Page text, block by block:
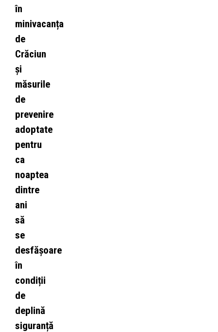
în
minivacanța
de
Crăciun
și
măsurile
de
prevenire
adoptate
pentru
ca
noaptea
dintre
ani
să
se
desfășoare
în
condiții
de
deplină
siguranță